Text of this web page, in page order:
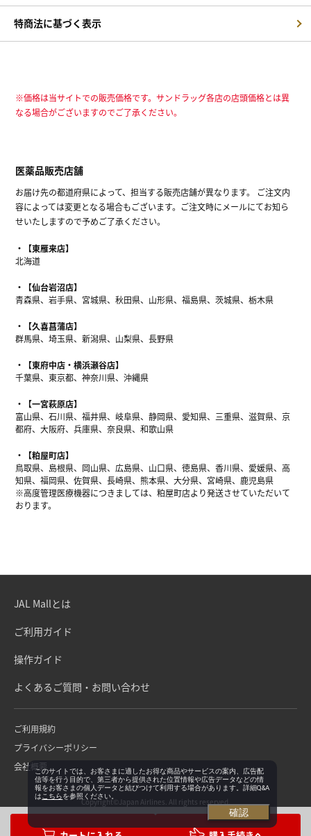
特商法に基づく表示
※価格は当サイトでの販売価格です。サンドラッグ各店の店頭価格とは異
なる場合がございますのでご了承ください。
医薬品販売店舗
お届け先の都道府県によって、担当する販売店舗が異なります。 ご注文内
容によっては変更となる場合もございます。ご注文時にメールにてお知ら
せいたしますので予めご了承ください。
【東雁来店】
北海道
【仙台岩沼店】
青森県、岩手県、宮城県、秋田県、山形県、福島県、茨城県、栃木県
【久喜菖蒲店】
群馬県、埼玉県、新潟県、山梨県、長野県
【東府中店・横浜瀬谷店】
千葉県、東京都、神奈川県、沖縄県
【一宮萩原店】
富山県、石川県、福井県、岐阜県、静岡県、愛知県、三重県、滋賀県、京
都府、大阪府、兵庫県、奈良県、和歌山県
【粕屋町店】
鳥取県、島根県、岡山県、広島県、山口県、徳島県、香川県、愛媛県、高
知県、福岡県、佐賀県、長崎県、熊本県、大分県、宮崎県、鹿児島県
※高度管理医療機器につきましては、粕屋町店より発送させていただいて
おります。
JAL Mallとは
ご利用ガイド
操作ガイド
よくあるご質問・お問い合わせ
ご利用規約
プライバシーポリシー
会社概要
Copyright©Japan Airlines. All rights reserved.
このサイトでは、お客さまに適したお得な商品やサービスの案内、広告配
信等を行う目的で、第三者から提供された位置情報や広告データなどの情
報をお客さまの個人データと結びつけて利用する場合があります。詳細Q&A
は こちらを参照ください。
確認